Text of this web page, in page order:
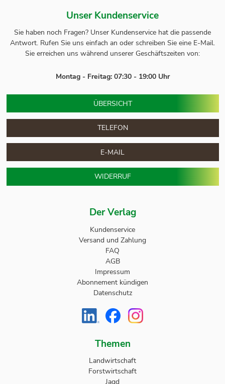
Der Verlag
Kundenservice
Versand und Zahlung
FAQ
AGB
Impressum
Abonnement kündigen
Datenschutz
Themen
Landwirtschaft
Forstwirtschaft
Jagd
Unser Kundenservice
Sie haben noch Fragen? Unser Kundenservice hat die passende
Antwort. Rufen Sie uns einfach an oder schreiben Sie eine E-Mail.
Sie erreichen uns während unserer Geschäftszeiten von:
Montag - Freitag: 07:30 - 19:00 Uhr
ÜBERSICHT
TELEFON
E-MAIL
WIDERRUF